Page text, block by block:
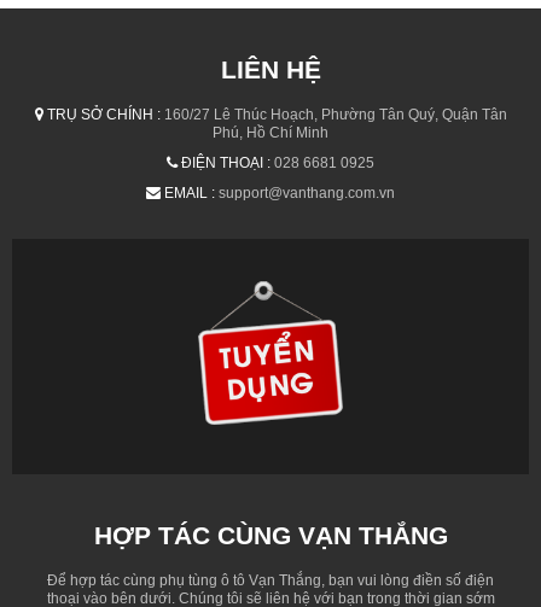
LIÊN HỆ
TRỤ SỞ CHÍNH :160/27 Lê Thúc Hoạch, Phường Tân Quý, Quận Tân
Phú, Hồ Chí Minh
ĐIỆN THOẠI : 028 6681 0925
EMAIL : support@vanthang.com.vn
HỢP TÁC CÙNG VẠN THẮNG
Để hợp tác cùng phụ tùng ô tô Vạn Thắng, bạn vui lòng điền số điện
thoại vào bên dưới. Chúng tôi sẽ liên hệ với bạn trong thời gian sớm